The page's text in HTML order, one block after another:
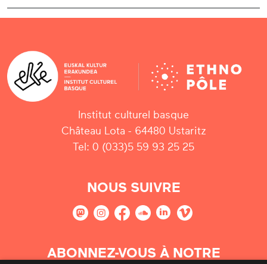
Institut culturel basque
Château Lota - 64480 Ustaritz
Tel: 0 (033)5 59 93 25 25
NOUS SUIVRE
ABONNEZ-VOUS À NOTRE